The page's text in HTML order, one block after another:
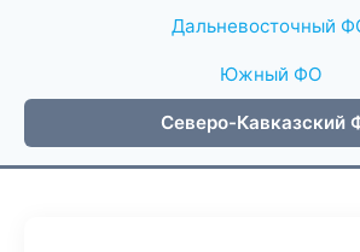
Дальневосточный
Южный ФО
Северо-Кавказский